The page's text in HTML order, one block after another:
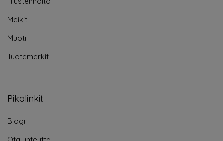
Meikit
Muoti
Tuotemerkit
Pikalinkit
Blogi